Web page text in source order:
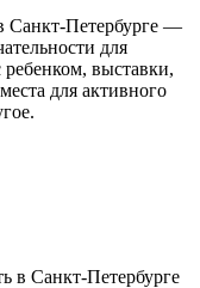
Санкт-Петербурге —
для
ребенком, выставки,
для активного
в Санкт-Петербурге